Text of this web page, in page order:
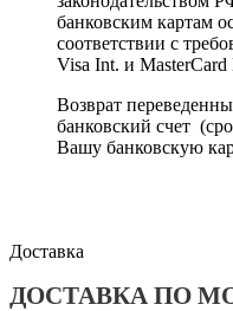
банковским картам
соответствии с
Visa Int. и MasterCard
Возврат
банковский счет
Вашу банковскую
Доставка
ДОСТАВКА ПО